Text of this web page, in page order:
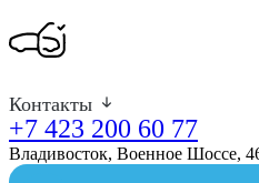
Контакты
+7 423 200 60 77
Владивосток, Военное Шоссе,